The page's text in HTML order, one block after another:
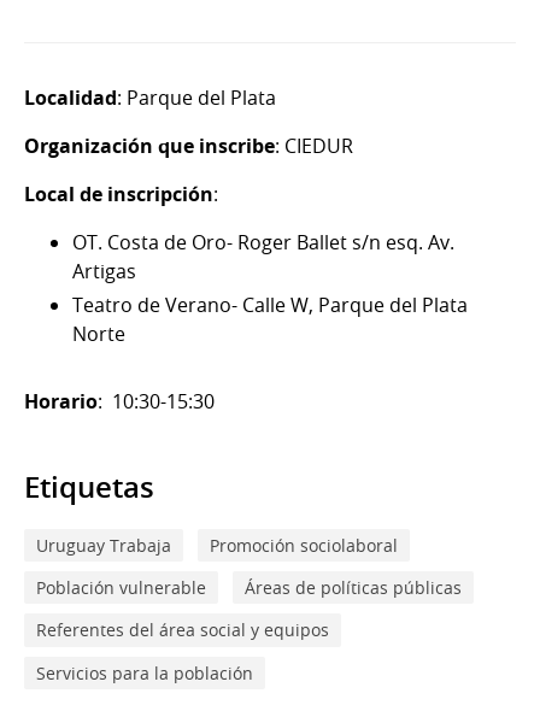
Localidad: Parque del Plata
Organización que inscribe: CIEDUR
Local de inscripción:
OT. Costa de Oro- Roger Ballet s/n esq. Av.
Artigas
Teatro de Verano- Calle W, Parque del Plata
Norte
Horario: 10:30-15:30
Etiquetas
Uruguay Trabaja
Promoción sociolaboral
Población vulnerable
Áreas de políticas públicas
Referentes del área social y equipos
Servicios para la población